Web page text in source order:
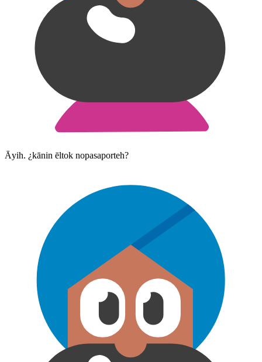
Āyih. ¿kānin ēltok nopasaporteh?